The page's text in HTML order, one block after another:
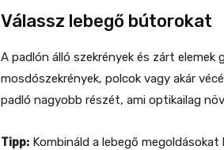
Válassz lebegő bútorokat
A padlón álló szekrények és zárt
mosdószekrények, polcok vagy akár
padló nagyobb részét, ami optikailag
Tipp: Kombináld a lebegő